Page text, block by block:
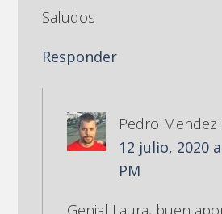
Saludos
Responder
Pedro Mendez
12 julio, 2020
PM
Genial Laura, buen